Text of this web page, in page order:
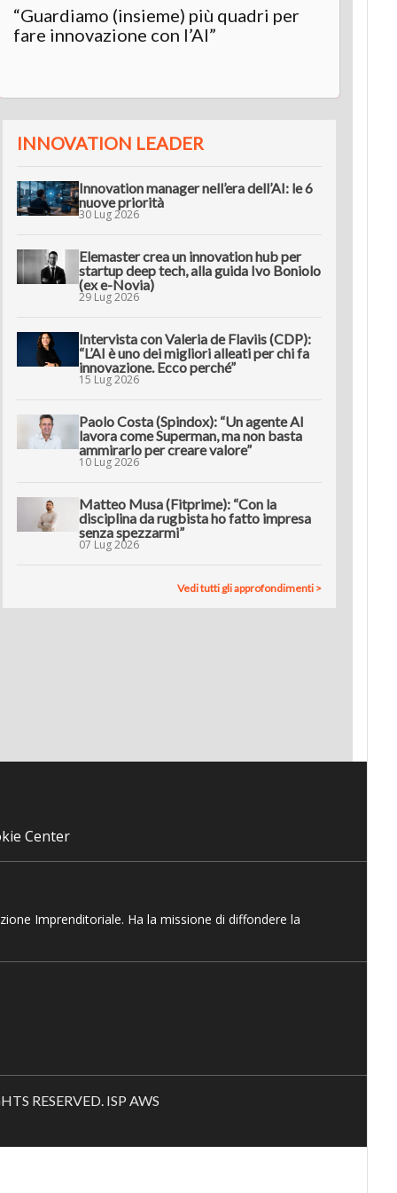
“Guardiamo (insieme) più quadri per
fare innovazione con l’AI”
INNOVATION LEADER
Innovation manager nell’era dell’AI: le 6
nuove priorità
30 Lug 2026
Elemaster crea un innovation hub per
startup deep tech, alla guida Ivo Boniolo
(ex e-Novia)
29 Lug 2026
Intervista con Valeria de Flaviis (CDP):
“L’AI è uno dei migliori alleati per chi fa
innovazione. Ecco perché”
15 Lug 2026
Paolo Costa (Spindox): “Un agente AI
lavora come Superman, ma non basta
ammirarlo per creare valore”
10 Lug 2026
Matteo Musa (Fitprime): “Con la
disciplina da rugbista ho fatto impresa
senza spezzarmi”
07 Lug 2026
Vedi tutti gli approfondimenti >
Center
Imprenditoriale. Ha la missione di diffondere la
RESERVED. ISP AWS